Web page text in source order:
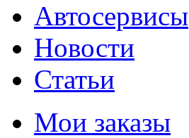
Автосервисы
Новости
Статьи
Мои заказы